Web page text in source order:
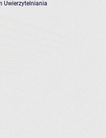
Uwierzytelniania